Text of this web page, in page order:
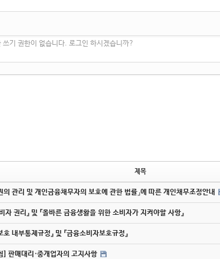
쓰기 권한이 없습니다. 로그인 하시겠습니까?
제목
의 관리 및 개인금융채무자의 보호에 관한 법률」에 따른 개인채무조정안내
자 권리』 및 『올바른 금융생활을 위한 소비자가 지켜야할 사항』
호 내부통제규정』 및 『금융소비자보호규정』
] 판매대리·중개업자의 고지사항